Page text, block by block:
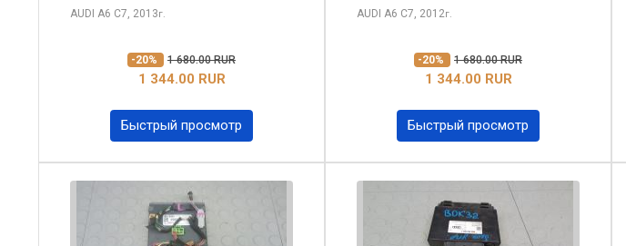
AUDI A6 C7, 2013г.
-20% 1 680.00 RUR
1 344.00 RUR
Быстрый просмотр
AUDI A6 C7, 2012г.
-20% 1 680.00 RUR
1 344.00 RUR
Быстрый просмотр